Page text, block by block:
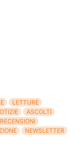
LETTURE
ASCOLTI
RECENSIONI
NEWSLETTER